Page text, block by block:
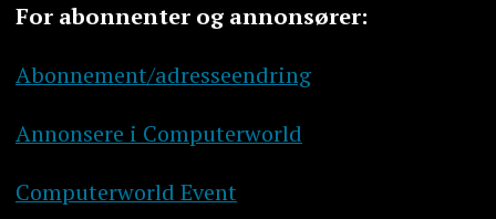
For abonnenter og annonsører:
Abonnement/adresseendring
Annonsere i Computerworld
Computerworld Event